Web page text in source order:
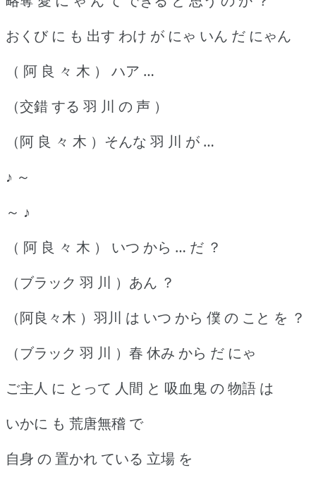
おくび に も 出す わけ が にゃ いん だ にゃん
（ 阿 良 々 木 ） ハア …
（交錯 する 羽 川 の 声 ）
（阿 良 々 木 ）そんな 羽 川 が …
♪ ～
～ ♪
（ 阿 良 々 木 ） いつ から … だ ？
（ブラック 羽 川 ）あん ？
（阿良々木 ）羽川 は いつ から 僕 の こと を ？
（ブラック 羽 川 ）春 休み から だ にゃ
ご主人 に とって 人間 と 吸血鬼 の 物語 は
いかに も 荒唐無稽 で
自身 の 置かれ ている 立場 を